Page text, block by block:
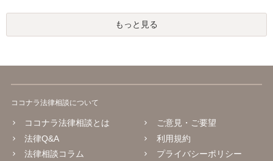
もっと見る
ココナラ法律相談について
ココナラ法律相談とは
法律Q&A
法律相談コラム
ご意見・ご要望
利用規約
プライバシーポリシー